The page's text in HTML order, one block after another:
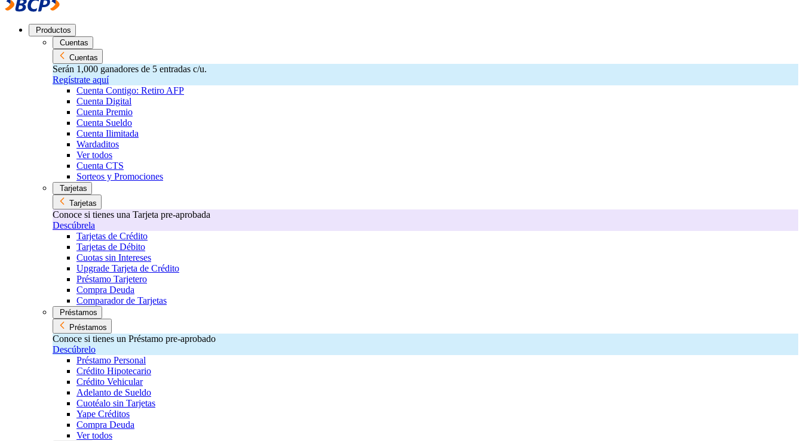
Productos
Cuentas
Cuentas
Serán 1,000 ganadores de 5 entradas c/u.
Regístrate aquí
Cuenta Contigo: Retiro AFP
Cuenta Digital
Cuenta Premio
Cuenta Sueldo
Cuenta Ilimitada
Wardaditos
Ver todos
Cuenta CTS
Sorteos y Promociones
Tarjetas
Tarjetas
Conoce si tienes una Tarjeta pre-aprobada
Descúbrela
Tarjetas de Crédito
Tarjetas de Débito
Cuotas sin Intereses
Upgrade Tarjeta de Crédito
Préstamo Tarjetero
Compra Deuda
Comparador de Tarjetas
Préstamos
Préstamos
Conoce si tienes un Préstamo pre-aprobado
Descúbrelo
Préstamo Personal
Crédito Hipotecario
Crédito Vehicular
Adelanto de Sueldo
Cuotéalo sin Tarjetas
Yape Créditos
Compra Deuda
Ver todos